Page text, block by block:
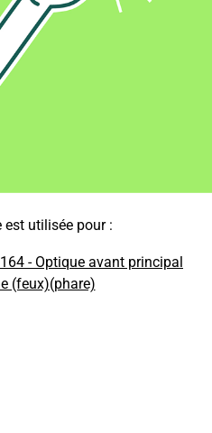
est utilisée pour :
- Optique avant principal
(feux)(phare)